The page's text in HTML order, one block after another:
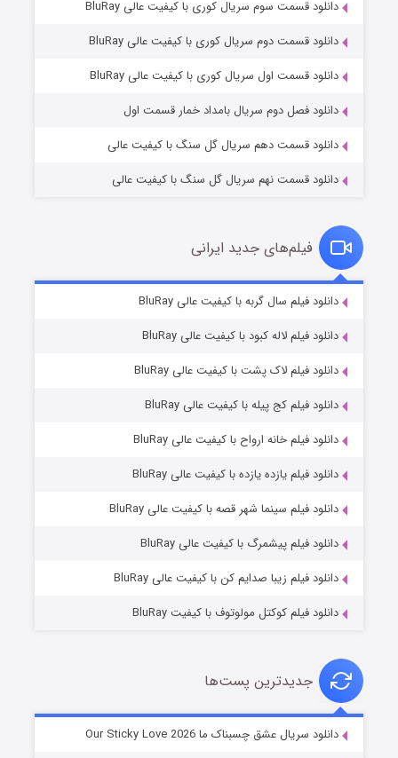
وستی ها
قسمت۱ (زیرنویس) منتشر شد
قسمت۶ (زیرنویس) منتشر شد
شوهر
دانلود قسمت سوم سریال کوری با کیفیت عالی BluRay
دانلود قسمت دوم سریال کوری با کیفیت عالی BluRay
دانلود قسمت اول سریال کوری با کیفیت عالی BluRay
دانلود فصل دوم سریال بامداد خمار قسمت اول
دانلود قسمت دهم سریال گل سنگ با کیفیت عالی
دانلود قسمت نهم سریال گل سنگ با کیفیت عالی
فیلم‌های جدید ایرانی
دانلود فیلم سال گربه با کیفیت عالی BluRay
دانلود فیلم لاله کبود با کیفیت عالی BluRay
دانلود فیلم لاک پشت با کیفیت عالی BluRay
دانلود فیلم کج‌ پیله با کیفیت عالی BluRay
دانلود فیلم خانه ارواح با کیفیت عالی BluRay
دانلود فیلم یازده یازده با کیفیت عالی BluRay
دانلود فیلم سینما شهر قصه با کیفیت عالی BluRay
دانلود فیلم پیشمرگ با کیفیت عالی BluRay
دانلود فیلم زیبا صدایم کن با کیفیت عالی BluRay
دانلود فیلم کوکتل مولوتوف با کیفیت BluRay
جدیدترین پست‌ها
دانلود سریال عشق چسبناک ما Our Sticky Love 2026